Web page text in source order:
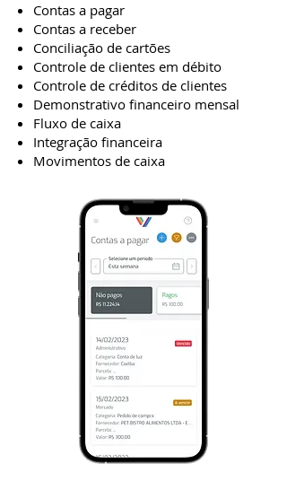
Contas a pagar
Contas a receber
Conciliação de cartões
Controle de clientes em débito
Controle de créditos de clientes
Demonstrativo financeiro mensal
Fluxo de caixa
Integração financeira
Movimentos de caixa